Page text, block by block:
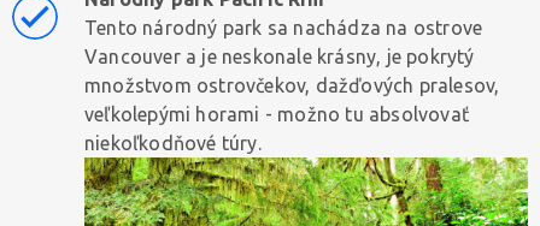
Tento národný park sa nachádza na ostrove
Vancouver a je neskonale krásny, je pokrytý
množstvom ostrovčekov, dažďových pralesov,
veľkolepými horami - možno tu absolvovať
niekoľkodňové túry.